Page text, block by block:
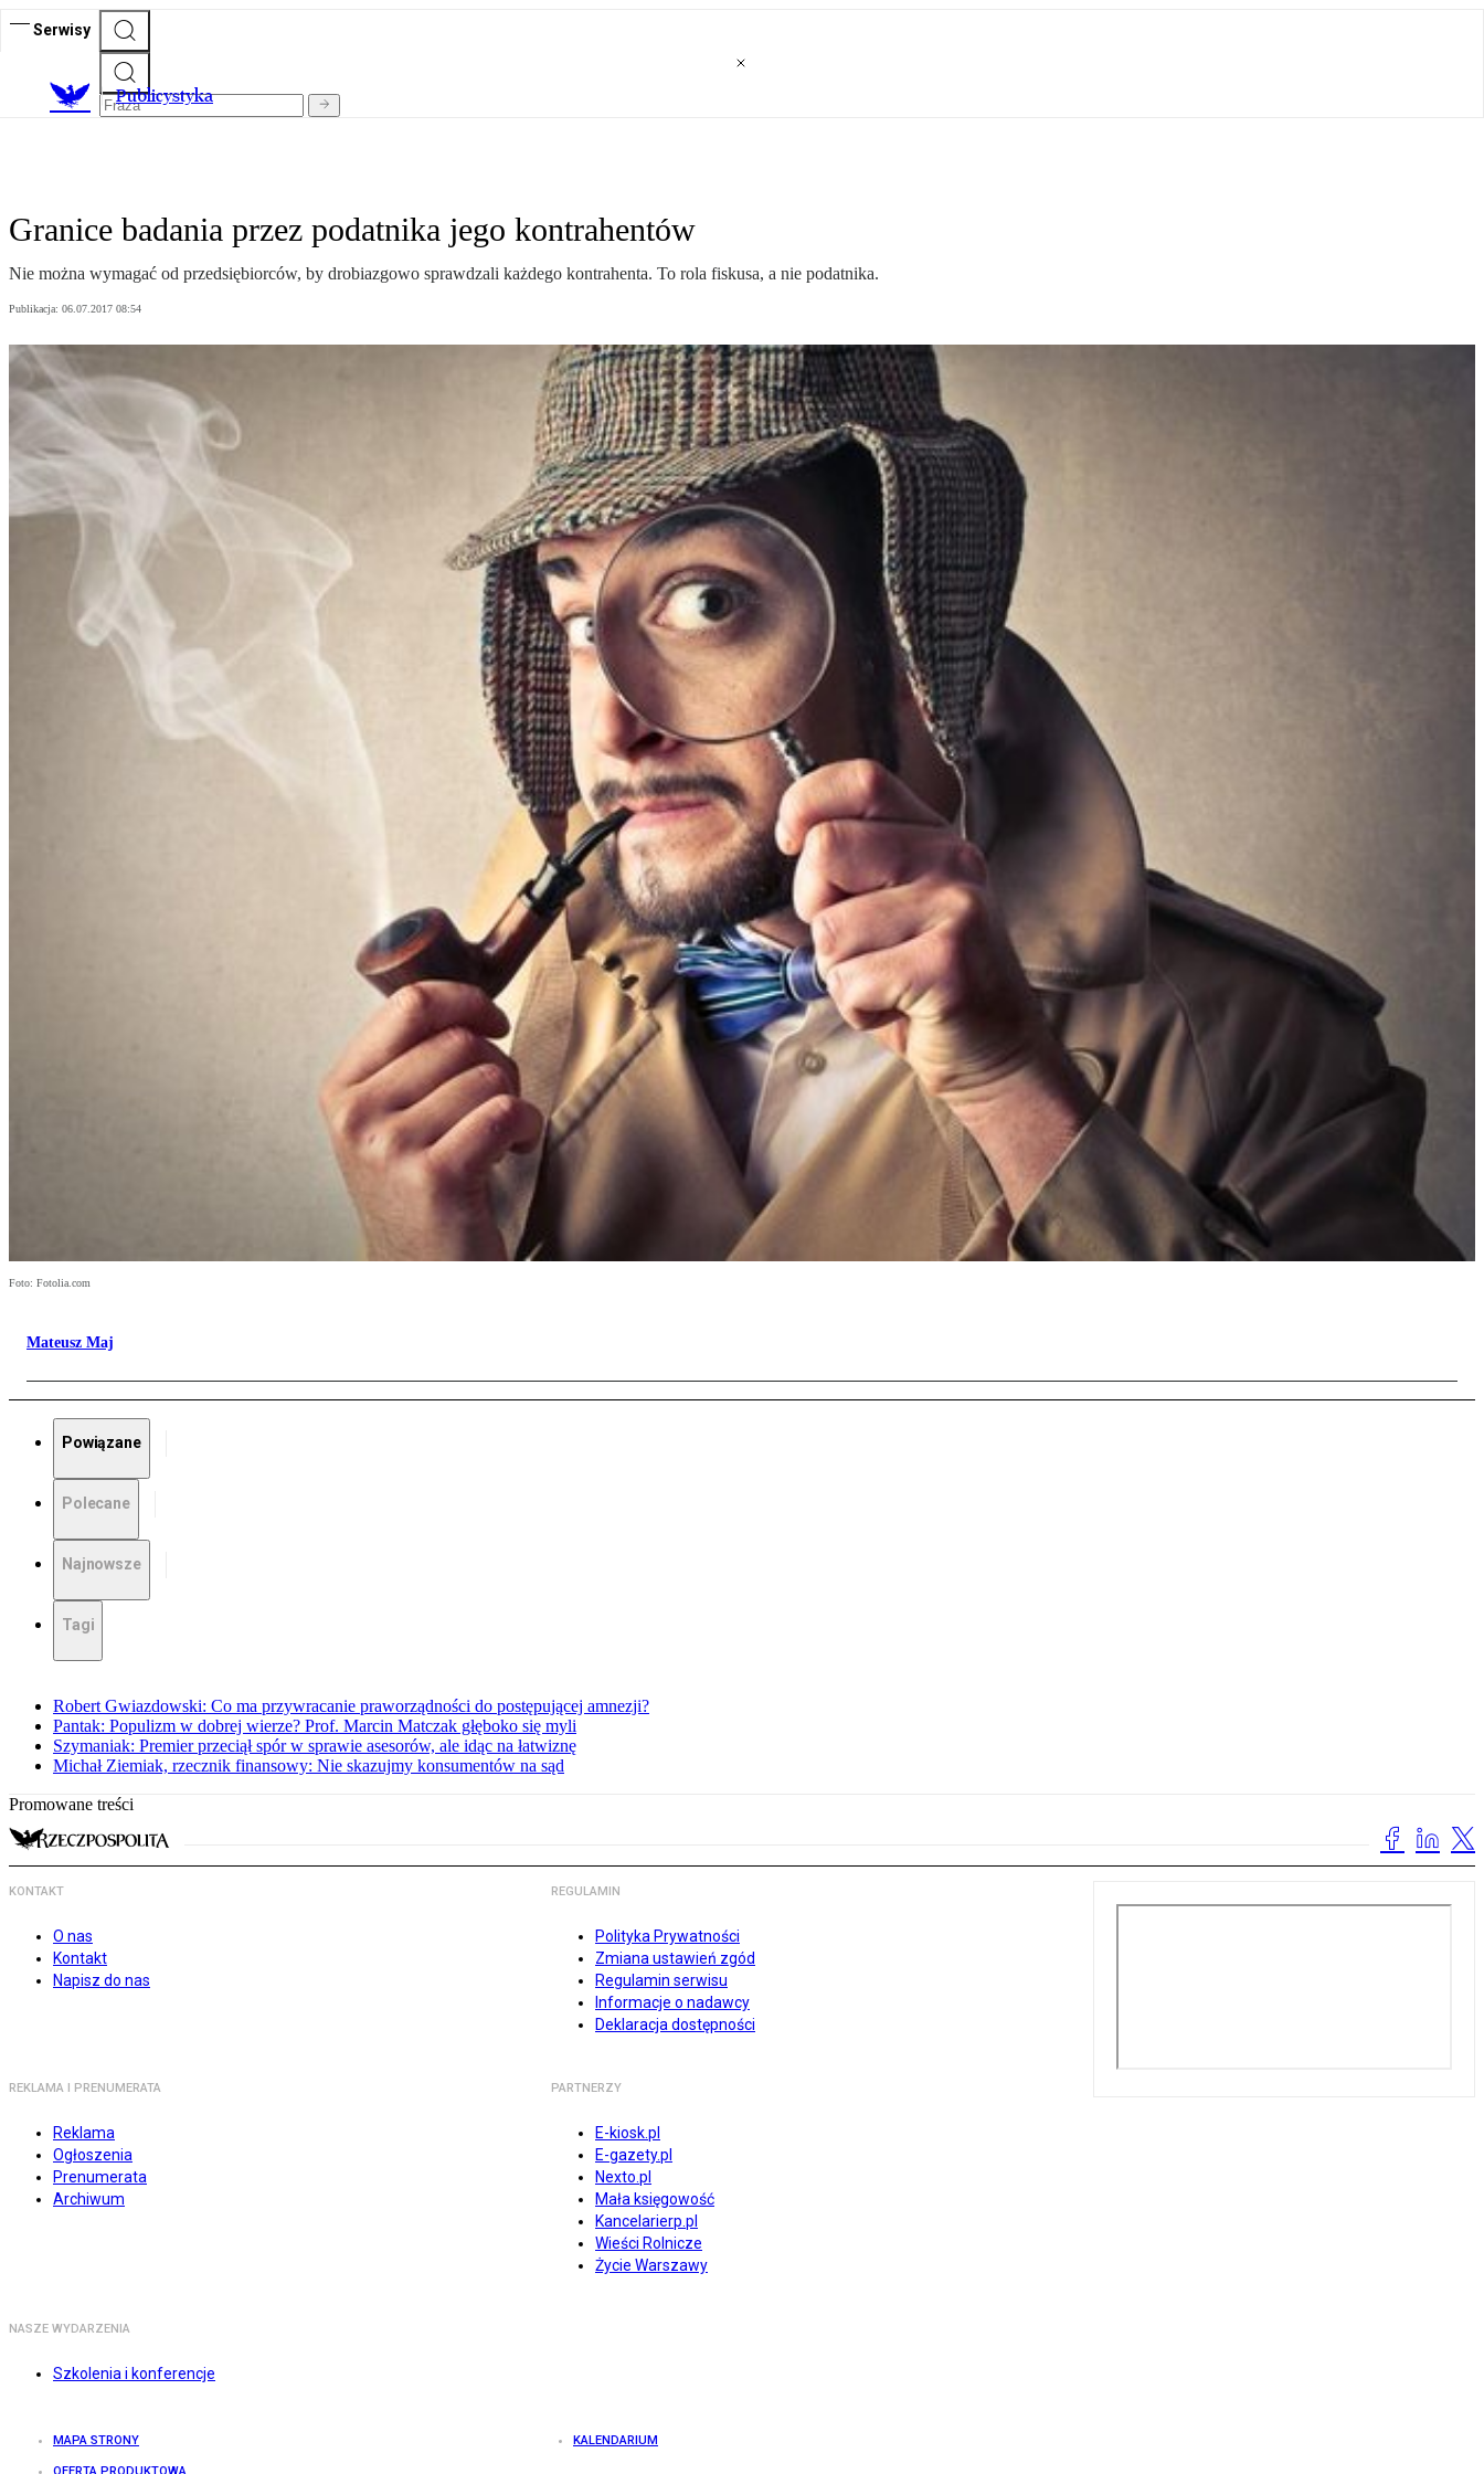
Serwisy
Publicystyka
Granice badania przez podatnika jego kontrahentów
Nie można wymagać od przedsiębiorców, by drobiazgowo sprawdzali każdego kontrahenta. To rola fiskusa, a nie podatnika.
Publikacja: 06.07.2017 08:54
Foto: Fotolia.com
Mateusz Maj
Powiązane
Polecane
Najnowsze
Tagi
Robert Gwiazdowski: Co ma przywracanie praworządności do postępującej amnezji?
Pantak: Populizm w dobrej wierze? Prof. Marcin Matczak głęboko się myli
Szymaniak: Premier przeciął spór w sprawie asesorów, ale idąc na łatwiznę
Michał Ziemiak, rzecznik finansowy: Nie skazujmy konsumentów na sąd
Promowane treści
KONTAKT
O nas
Kontakt
Napisz do nas
REGULAMIN
Polityka Prywatności
Zmiana ustawień zgód
Regulamin serwisu
Informacje o nadawcy
Deklaracja dostępności
REKLAMA I PRENUMERATA
Reklama
Ogłoszenia
Prenumerata
Archiwum
PARTNERZY
E-kiosk.pl
E-gazety.pl
Nexto.pl
Mała księgowość
Kancelarierp.pl
Wieści Rolnicze
Życie Warszawy
NASZE WYDARZENIA
Szkolenia i konferencje
MAPA STRONY KALENDARIUM